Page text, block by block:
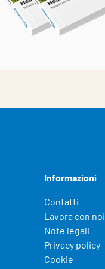
Informazioni
Contatti
Lavora con noi
Note legali
Privacy policy
Cookie